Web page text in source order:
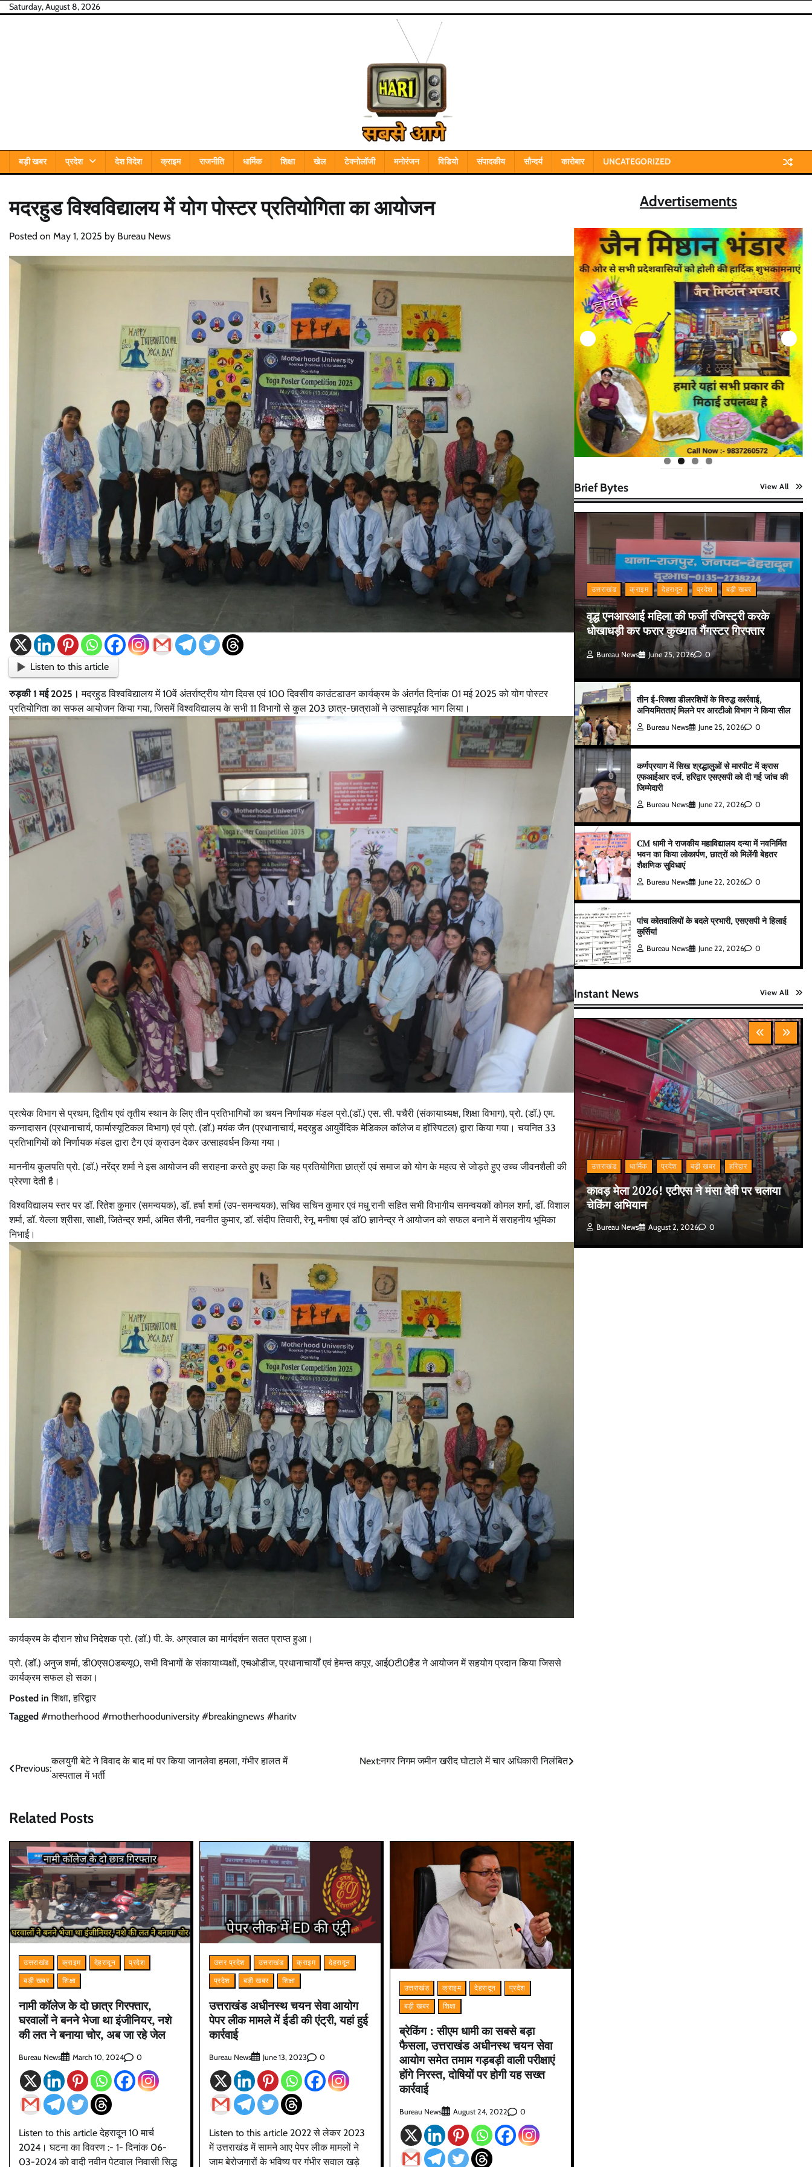
SkipSaturday, August 8, 2026
बड़ी खबर प्रदेश देश विदेश क्राइम राजनीति धार्मिक शिक्षा खेल टेक्नोलॉजी मनोरंजन विडियो संपादकीय सौन्दर्य कारोबार UNCATEGORIZED
मदरहुड विश्वविद्यालय में योग पोस्टर प्रतियोगिता का आयोजन
Posted on May 1, 2025 by Bureau News
Listen to this article
रुड़की 1 मई 2025। मदरहुड विश्वविद्यालय में 10वें अंतर्राष्ट्रीय योग दिवस एवं 100 दिवसीय काउंटडाउन कार्यक्रम के अंतर्गत दिनांक 01 मई 2025 को योग पोस्टर
प्रतियोगिता का सफल आयोजन किया गया, जिसमें विश्वविद्यालय के सभी 11 विभागों से कुल 203 छात्र-छात्राओं ने उत्साहपूर्वक भाग लिया।
प्रत्येक विभाग से प्रथम, द्वितीय एवं तृतीय स्थान के लिए तीन प्रतिभागियों का चयन निर्णायक मंडल प्रो.(डॉ.) एस. सी. पचैरी (संकायाध्यक्ष, शिक्षा विभाग), प्रो. (डॉ.) एम.
कन्नादासन (प्रधानाचार्य, फार्मास्यूटिकल विभाग) एवं प्रो. (डॉ.) मयंक जैन (प्रधानाचार्य, मदरहुड आयुर्वेदिक मेडिकल कॉलेज व हॉस्पिटल) द्वारा किया गया। चयनित 33
प्रतिभागियों को निर्णायक मंडल द्वारा टैग एवं क्राउन देकर उत्साहवर्धन किया गया।
माननीय कुलपति प्रो. (डॉ.) नरेंद्र शर्मा ने इस आयोजन की सराहना करते हुए कहा कि यह प्रतियोगिता छात्रों एवं समाज को योग के महत्व से जोड़ते हुए उच्च जीवनशैली की
प्रेरणा देती है।
विश्वविद्यालय स्तर पर डॉ. रितेश कुमार (समन्वयक), डॉ. हर्षा शर्मा (उप-समन्वयक), सचिव सचिन कुमार एवं मधु रानी सहित सभी विभागीय समन्वयकों कोमल शर्मा, डॉ. विशाल
शर्मा, डॉ. येल्ला श्रीसा, साक्षी, जितेन्द्र शर्मा, अमित सैनी, नवनीत कुमार, डॉ. संदीप तिवारी, रेनू, मनीषा एवं डाॅ0 ज्ञानेन्द्र ने आयोजन को सफल बनाने में सराहनीय भूमिका
निभाई।
कार्यक्रम के दौरान शोध निदेशक प्रो. (डॉ.) पी. के. अग्रवाल का मार्गदर्शन सतत प्राप्त हुआ।
प्रो. (डॉ.) अनुज शर्मा, डी0एस0डब्ल्यू0, सभी विभागों के संकायाध्यक्षों, एचओडीज, प्रधानाचार्यों एवं हेमन्त कपूर, आई0टी0हैड ने आयोजन में सहयोग प्रदान किया जिससे
कार्यक्रम सफल हो सका।
Posted inशिक्षा,हरिद्वार
Tagged #motherhood #motherhooduniversity #breakingnews #haritv
Post
Previous:
कलयुगी बेटे ने विवाद के बाद मां पर किया जानलेवा हमला, गंभीर हालत में
अस्पताल में भर्ती
Next:नगर निगम जमीन खरीद घोटाले में चार अधिकारी निलंबित
Related Posts
उत्तराखंड क्राइम देहरादून
प्रदेश
बड़ी खबर
शिक्षा
नामी कॉलेज के दो छात्र गिरफ्तार,
घरवालों ने बनने भेजा था इंजीनियर, नशे
की लत ने बनाया चोर, अब जा रहे जेल
Bureau News March 10, 2024 0
Listen to this article देहरादून 10 मार्च
2024। घटना का विवरण :- 1- दिनांक 06-
03-2024 को वादी नवीन पेटवाल निवासी सिद्ध
उत्तर प्रदेश उत्तराखंड क्राइम
देहरादून
प्रदेश
बड़ी खबर शिक्षा
उत्तराखंड अधीनस्थ चयन सेवा आयोग
पेपर लीक मामले में ईडी की एंट्री, यहां हुई
कार्रवाई
Bureau News June 13, 2023 0
Listen to this article 2022 से लेकर 2023
में उत्तराखंड में सामने आए पेपर लीक मामलों ने
जाम बेरोजगारों के भविष्य पर गंभीर सवाल खड़े
उत्तराखंड क्राइम देहरादून
प्रदेश
बड़ी खबर
शिक्षा
ब्रेकिंग : सीएम धामी का सबसे बड़ा
फैसला, उत्तराखंड अधीनस्थ चयन सेवा
आयोग समेत तमाम गड़बड़ी वाली परीक्षाएं
होंगे निरस्त, दोषियों पर होगी यह सख्त
कार्रवाई
Bureau News August 24, 2022 0
Advertisements
Brief Bytes View All
उत्तराखंड क्राइम देहरादून प्रदेश बड़ी खबर
वृद्ध एनआरआई महिला की फर्जी रजिस्ट्री करके
धोखाधड़ी कर फरार कुख्यात गैंगस्टर गिरफ्तार
Bureau News June 25, 2026 0
तीन ई-रिक्शा डीलरशिपों के विरुद्ध कार्रवाई,
अनियमितताएं मिलने पर आरटीओ विभाग ने किया सील
Bureau News June 25, 2026 0
कर्णप्रयाग में सिख श्रद्धालुओं से मारपीट में क्रास
एफआईआर दर्ज, हरिद्वार एसएसपी को दी गई जांच की
जिम्मेदारी
Bureau News June 22, 2026 0
CM धामी ने राजकीय महाविद्यालय दन्या में नवनिर्मित
भवन का किया लोकार्पण, छात्रों को मिलेंगी बेहतर
शैक्षणिक सुविधाएं
Bureau News June 22, 2026 0
पांच कोतवालियों के बदले प्रभारी, एसएसपी ने हिलाई
कुर्सियां
Bureau News June 22, 2026 0
Instant News View All
उत्तराखंड देहरादून प्रदेश बड़ी खबर
आर्थिक मदद की गुहार
Bureau News
उत्तराखंड धार्मिक प्रदेश बड़ी खबर हरिद्वार
कावड़ मेला 2026! एटीएस ने मंसा देवी पर चलाया
चेकिंग अभियान
Bureau News August 2, 2026 0